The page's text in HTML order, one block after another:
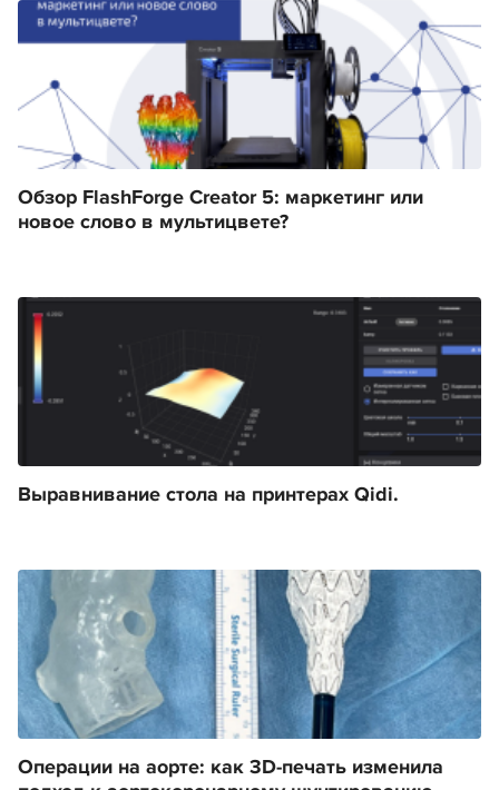
Обзор FlashForge Creator 5: маркетинг или
новое слово в мультицвете?
Выравнивание стола на принтерах Qidi.
Операции на аорте: как 3D-печать изменила